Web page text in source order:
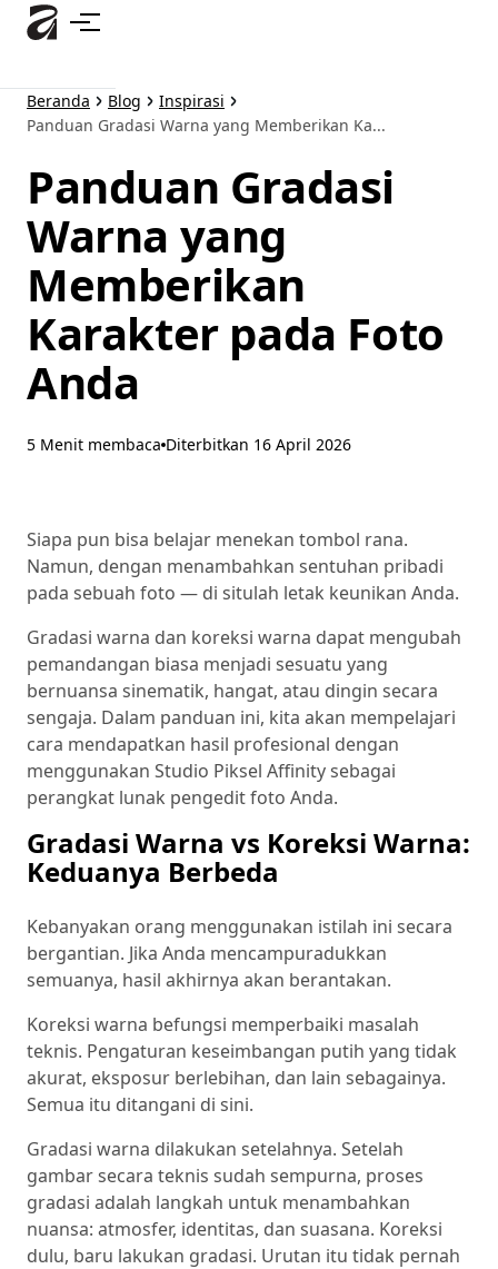
Lewati
utama
Beranda Blog
Inspirasi
Panduan Gradasi Warna yang Memberikan Ka...
Panduan Gradasi
Warna yang
Memberikan
Karakter pada Foto
Anda
5 Menit membaca Diterbitkan 16 April 2026
Siapa pun bisa belajar menekan tombol rana.
Namun, dengan menambahkan sentuhan pribadi
pada sebuah foto — di situlah letak keunikan Anda.
Gradasi warna dan koreksi warna dapat mengubah
pemandangan biasa menjadi sesuatu yang
bernuansa sinematik, hangat, atau dingin secara
sengaja. Dalam panduan ini, kita akan mempelajari
cara mendapatkan hasil profesional dengan
menggunakan Studio Piksel Affinity sebagai
perangkat lunak pengedit foto Anda.
Gradasi Warna vs Koreksi Warna:
Keduanya Berbeda
Kebanyakan orang menggunakan istilah ini secara
bergantian. Jika Anda mencampuradukkan
semuanya, hasil akhirnya akan berantakan.
Koreksi warna befungsi memperbaiki masalah
teknis. Pengaturan keseimbangan putih yang tidak
akurat, eksposur berlebihan, dan lain sebagainya.
Semua itu ditangani di sini.
Gradasi warna dilakukan setelahnya. Setelah
gambar secara teknis sudah sempurna, proses
gradasi adalah langkah untuk menambahkan
nuansa: atmosfer, identitas, dan suasana. Koreksi
dulu, baru lakukan gradasi. Urutan itu tidak pernah